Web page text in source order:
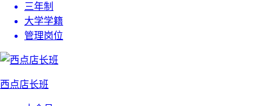
三年制
大学学籍
管理岗位
西点店长班